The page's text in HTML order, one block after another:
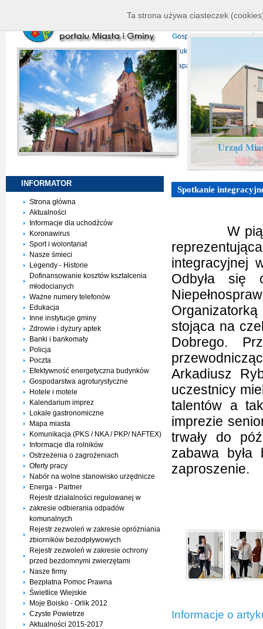
P
rojekty europejskie
Gospodarka
D ruki do pobrania
Mapa serwisu
Urząd
INFORMATOR
Strona główna
Aktualności
Informacje dla uchodźców
Koronawirus
Sport i wolontariat
Nasze śmieci
Legendy - Historie
Dofinansowanie kosztów kształcenia
młodocianych
Ważne numery telefonów
Edukacja
Inne instytucje gminy
Zdrowie i dyżury aptek
Banki i bankomaty
Policja
Poczta
Efektywność energetyczna budynków
Gospodarstwa agroturystyczne
Hotele i motele
Kalendarium imprez
Lokale gastronomiczne
Mapa miasta
Komunikacja (PKS / NKA / PKP/ NAFTEX)
Informacje dla rolników
Ostrzeżenia o zagrożeniach
Oferty pracy
Nabór na wolne stanowisko urzędnicze
Energa - Partner
Rejestr działalności regulowanej w
zakresie odbierania odpadów
komunalnych
Rejestr zezwoleń w zakresie opróżniania
zbiorników bezodpływowych
Rejestr zezwoleń w zakresie ochrony
przed bezdomnymi zwierzętami
Nasze firmy
Bezpłatna Pomoc Prawna
Świetlice Wiejskie
Moje Boisko - Orlik 2012
Czyste Powietrze
Aktualności 2015-2017
Spotkanie
W
integracyjnej
Odbyła
stojąca na
Dobrego.
Arkadiusz
uczestnicy
talentów a
imprezie
trwały do
zabawa była
zaproszenie.
Informacje o
Ta strona używa ciasteczek